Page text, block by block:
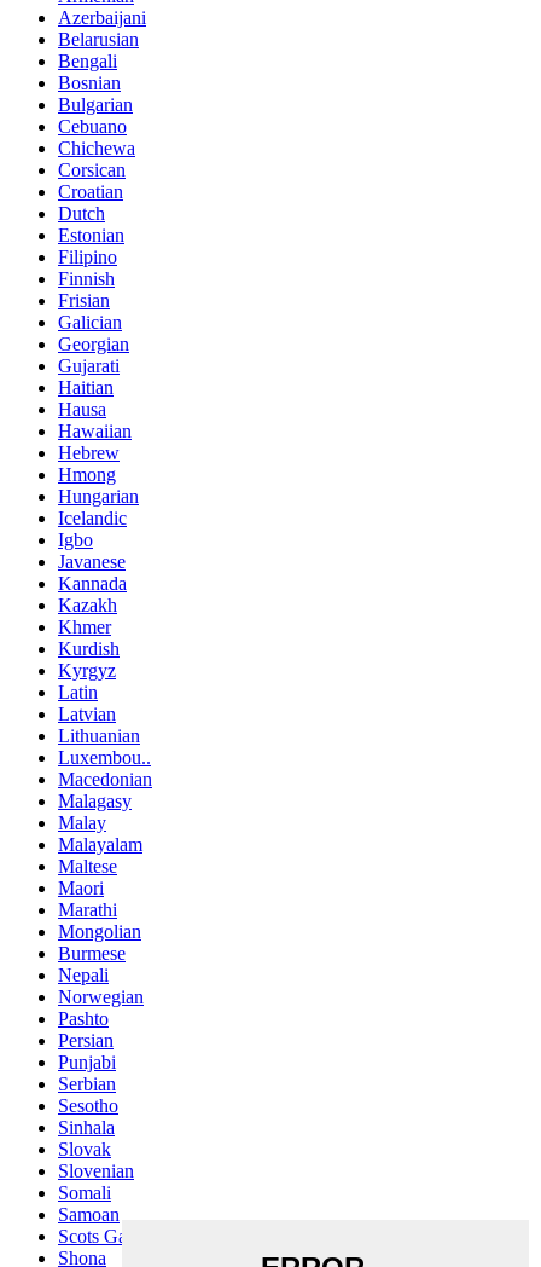
Azerbaijani
Belarusian
Bengali
Bosnian
Bulgarian
Cebuano
Chichewa
Corsican
Croatian
Dutch
Estonian
Filipino
Finnish
Frisian
Galician
Georgian
Gujarati
Haitian
Hausa
Hawaiian
Hebrew
Hmong
Hungarian
Icelandic
Igbo
Javanese
Kannada
Kazakh
Khmer
Kurdish
Kyrgyz
Latin
Latvian
Lithuanian
Luxembou..
Macedonian
Malagasy
Malay
Malayalam
Maltese
Maori
Marathi
Mongolian
Burmese
Nepali
Norwegian
Pashto
Persian
Punjabi
Serbian
Sesotho
Sinhala
Slovak
Slovenian
Somali
Samoan
Scots Gaelic
Shona